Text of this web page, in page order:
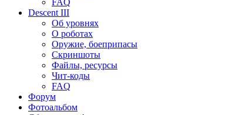
FAQ
Descent III
Об уровнях
О роботах
Оружие, боеприпасы
Скриншоты
Файлы, ресурсы
Чит-коды
FAQ
Форум
Фотоальбом